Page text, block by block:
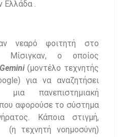
Ελλάδα .
νεαρό φοιτητή στο
Μίσιγκαν, ο οποίος
Gemini(μοντέλο τεχνητής
για να αναζητήσει
μια πανεπιστημιακή
που αφορούσε το σύστημα
Κάποια στιγμή,
τεχνητή νοημοσύνη)